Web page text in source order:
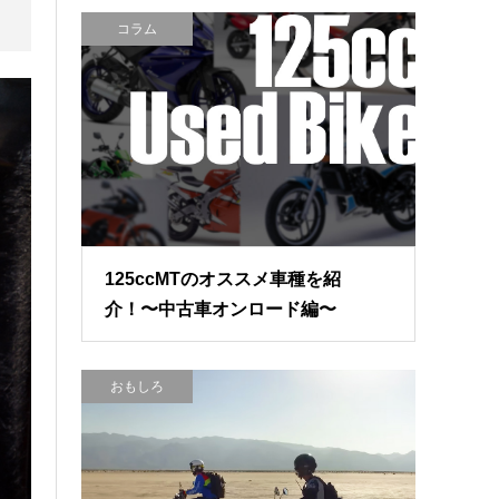
コラム
125ccMTのオススメ車種を紹
介！〜中古車オンロード編〜
おもしろ